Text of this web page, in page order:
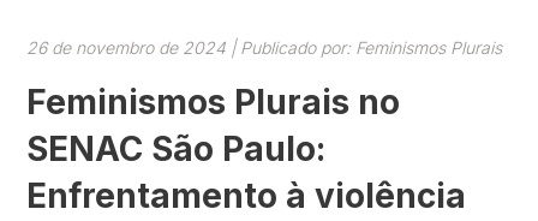
26 de novembro de 2024 | Publicado por: Feminismos Plurais
Feminismos Plurais no
SENAC São Paulo:
Enfrentamento à violência